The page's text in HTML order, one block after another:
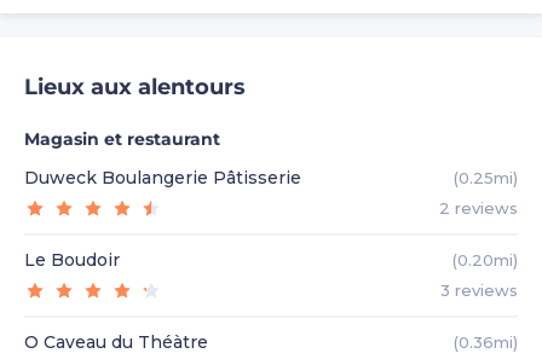
Lieux aux alentours
Magasin et restaurant
Duweck Boulangerie Pâtisserie
(0.25mi)
2 reviews
Le Boudoir
(0.20mi)
3 reviews
O Caveau du Théàtre
(0.36mi)